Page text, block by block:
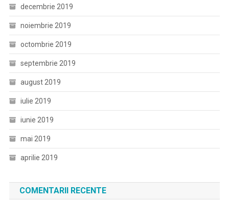
decembrie 2019
noiembrie 2019
octombrie 2019
septembrie 2019
august 2019
iulie 2019
iunie 2019
mai 2019
aprilie 2019
COMENTARII RECENTE